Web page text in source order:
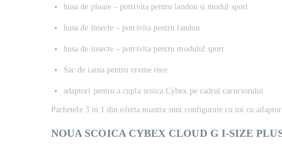
husa de ploaie – potrivita pentru landou si modul sport
husa de insecte – potrivita pentru landou
husa de insecte – potrivita pentru modulul sport
Sac de iarna pentru vreme rece
adaptori pentru a cupla scoica Cybex pe cadrul caruciorului
Pachetele 3 in 1 din oferta noastra sunt configurate cu tot cu
NOUA SCOICA CYBEX CLOUD G I-SIZE